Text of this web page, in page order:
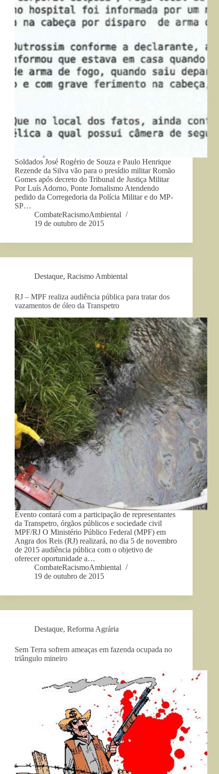
Soldados José Rogério de Souza e Paulo Henrique
Rezende da Silva vão para o presídio militar Romão
Gomes após decreto do Tribunal de Justiça Militar
Por Luís Adorno, Ponte Jornalismo Atendendo
pedido da Corregedoria da Polícia Militar e do MP-
SP…
CombateRacismoAmbiental
19 de outubro de 2015
Destaque, Racismo Ambiental
RJ – MPF realiza audiência pública para tratar dos
vazamentos de óleo da Transpetro
Evento contará com a participação de representantes
da Transpetro, órgãos públicos e sociedade civil
MPF/RJ O Ministério Público Federal (MPF) em
Angra dos Reis (RJ) realizará, no dia 5 de novembro
de 2015 audiência pública com o objetivo de
oferecer oportunidade a…
CombateRacismoAmbiental
19 de outubro de 2015
Destaque, Reforma Agrária
Sem Terra sofrem ameaças em fazenda ocupada no
triângulo mineiro